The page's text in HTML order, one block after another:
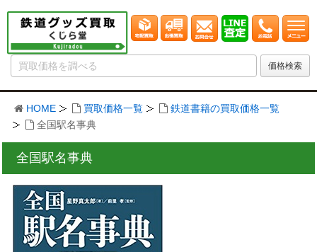
HOME 買取価格一覧
鉄道書籍の買取価格一覧
全国駅名事典
全国駅名事典